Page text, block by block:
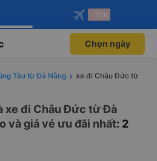
ngay!
thành viên độc
Mở app
đặt vé máy bay qua
Mở app
-30k
Chọn ngày
Tàu từ Đà Nẵng
xe đi Châu Đức từ
xe đi Châu Đức từ Đà
và giá vé ưu đãi nhất: 2